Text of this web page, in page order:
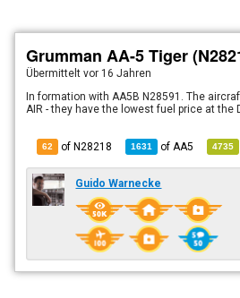
Grumman AA-5 Tiger
Übermitteltvor 16 Jahren
In formation with AA5B N28591. The
AIR - they have the lowest fuel price at the
62 of N28218 1631 of AA5 4735
Guido Warnecke